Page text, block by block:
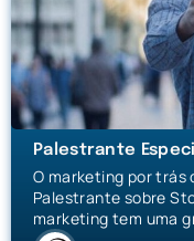
Palestrante
O marketing por trás
Palestrante sobre
marketing tem uma